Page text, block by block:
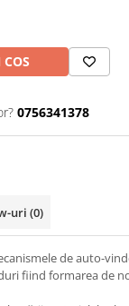
0756341378
uri (0)
de auto-
fiind formarea de